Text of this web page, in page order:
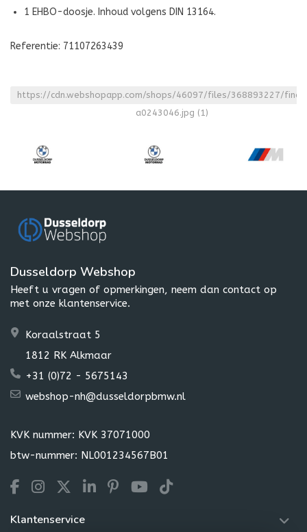
1 EHBO-doosje. Inhoud volgens DIN 13164.
Referentie: 71107263439
https://cdn.webshopapp.com/shops/46097/files/368893227/
a0243046.jpg (1)
Dusseldorp Webshop
Heeft u vragen of opmerkingen, neem dan contact op
met onze klantenservice.
Koraalstraat 5
1812 RK Alkmaar
+31 (0)72 - 5675143
webshop-nh@dusseldorpbmw.nl
KVK nummer: KVK 37071000
btw-nummer: NL001234567B01
Klantenservice